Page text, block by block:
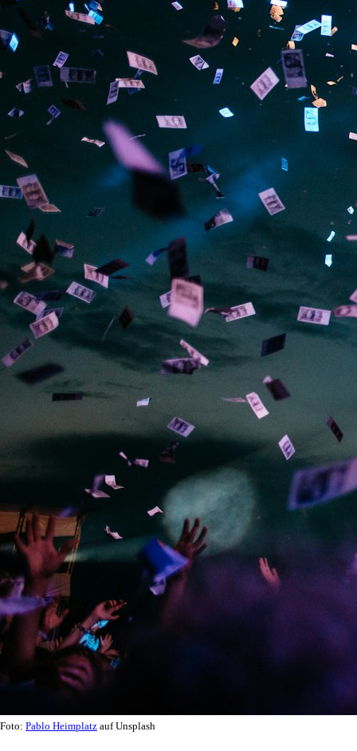
Foto: Pablo Heimplatz auf Unsplash